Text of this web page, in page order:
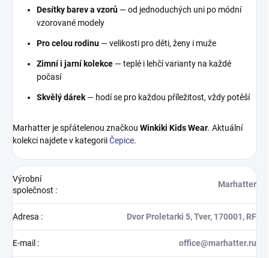
Desítky barev a vzorů — od jednoduchých uni po módní
vzorované modely
Pro celou rodinu — velikosti pro děti, ženy i muže
Zimní i jarní kolekce — teplé i lehčí varianty na každé
počasí
Skvělý dárek — hodí se pro každou příležitost, vždy potěší
Marhatter je spřátelenou značkou Winkiki Kids Wear. Aktuální
kolekci najdete v kategoriiČepice.
Výrobní
společnost :
Marhatter
Adresa : Dvor Proletarki 5, Tver, 170001, RF
E-mail : office@marhatter.ru